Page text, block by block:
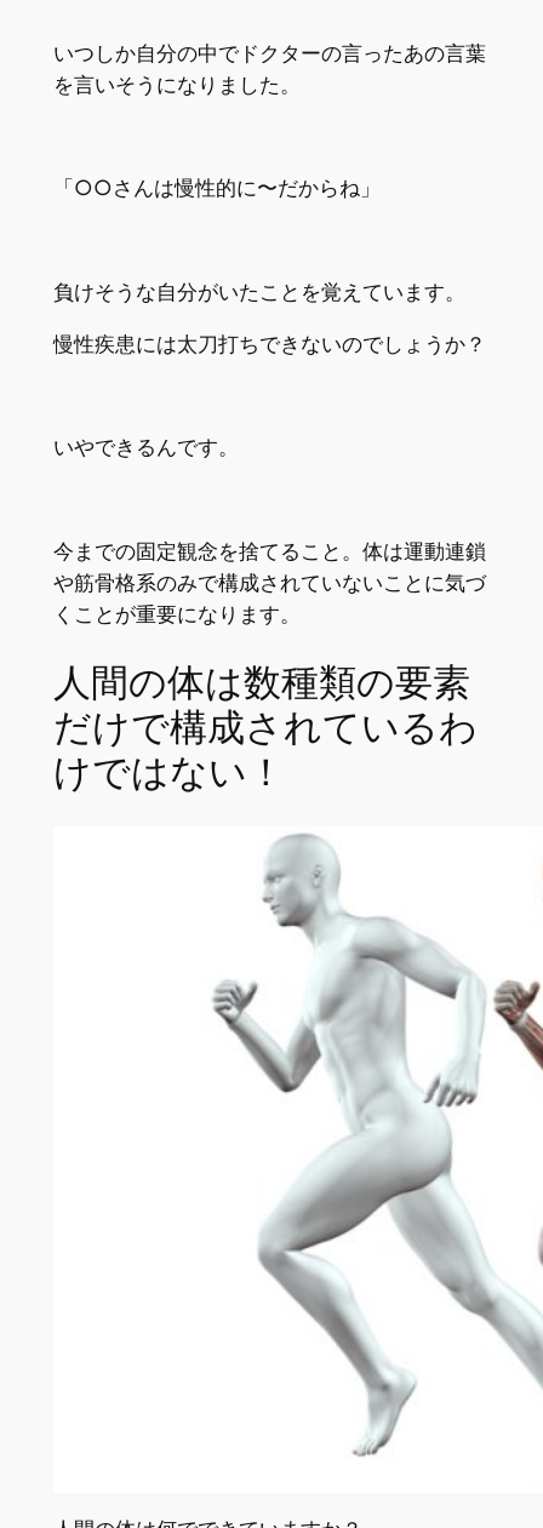
いつしか自分の中でドクターの言ったあの言葉
を言いそうになりました。
「○○さんは慢性的に〜だからね」
負けそうな自分がいたことを覚えています。
慢性疾患には太刀打ちできないのでしょうか？
いやできるんです。
今までの固定観念を捨てること。体は運動連鎖
や筋骨格系のみで構成されていないことに気づ
くことが重要になります。
人間の体は数種類の要素
だけで構成されているわ
けではない！